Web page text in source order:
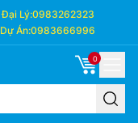
Đại Lý:0983262323
Dự Án:0983666996
0